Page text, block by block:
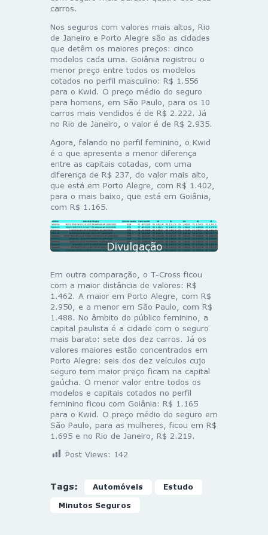
carros.
Nos seguros com valores mais altos, Rio
de Janeiro e Porto Alegre são as cidades
que detêm os maiores preços: cinco
modelos cada uma. Goiânia registrou o
menor preço entre todos os modelos
cotados no perfil masculino: R$ 1.556
para o Kwid. O preço médio do seguro
para homens, em São Paulo, para os 10
carros mais vendidos é de R$ 2.222. Já
no Rio de Janeiro, o valor é de R$ 2.935.
Agora, falando no perfil feminino, o Kwid
é o que apresenta a menor diferença
entre as capitais cotadas, com uma
diferença de R$ 237, do valor mais alto,
que está em Porto Alegre, com R$ 1.402,
para o mais baixo, que está em Goiânia,
com R$ 1.165.
Divulgação
Em outra comparação, o T-Cross ficou
com a maior distância de valores: R$
1.462. A maior em Porto Alegre, com R$
2.950, e a menor em São Paulo, com R$
1.488. No âmbito do público feminino, a
capital paulista é a cidade com o seguro
mais barato: sete dos dez carros. Já os
valores maiores estão concentrados em
Porto Alegre: seis dos dez veículos cujo
seguro tem maior preço ficam na capital
gaúcha. O menor valor entre todos os
modelos e capitais cotados no perfil
feminino ficou com Goiânia: R$ 1.165
para o Kwid. O preço médio do seguro em
São Paulo, para as mulheres, ficou em R$
1.695 e no Rio de Janeiro, R$ 2.219.
Post Views: 142
Tags: Automóveis Estudo
Minutos Seguros